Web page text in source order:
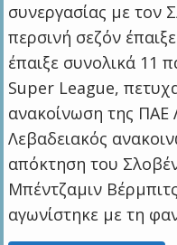
συνεργασίας με τον
περσινή σεζόν
έπαιξε συνολικά 11
Super League,
ανακοίνωση της ΠΑΕ
Λεβαδειακός
απόκτηση του
Μπέντζαμιν
αγωνίστηκε με τη